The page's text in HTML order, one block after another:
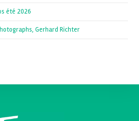
été 2026
Gerhard Richter